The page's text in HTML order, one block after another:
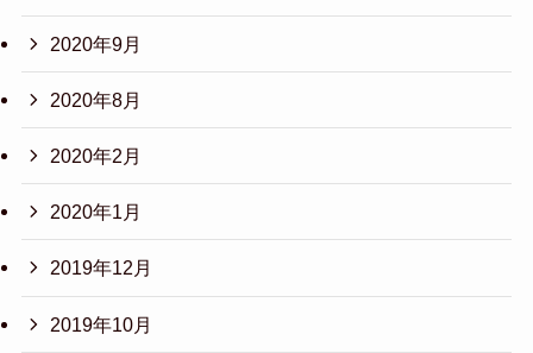
2020年9月
2020年8月
2020年2月
2020年1月
2019年12月
2019年10月